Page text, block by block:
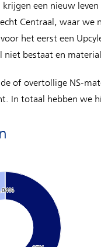
een nieuw
Centraal, waar we
het eerst een
niet bestaat en
of overtollige NS-
In totaal hebben we